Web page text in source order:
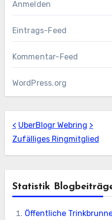
Anmelden
Eintrags-Feed
Kommentar-Feed
WordPress.org
< UberBlogr Webring >
Zufälliges Ringmitglied
Statistik
Öffentliche